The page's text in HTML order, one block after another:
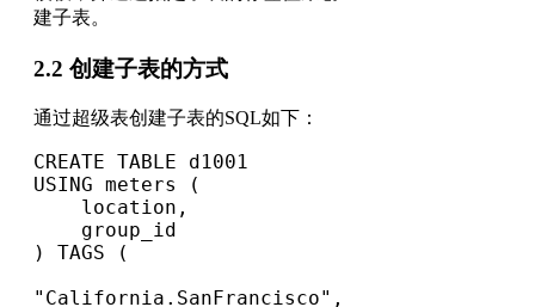
建子表。
2.2 创建子表的方式
通过超级表创建子表的SQL如下：
CREATE TABLE d1001
USING meters (
) TAGS (
"California.SanFrancisco",